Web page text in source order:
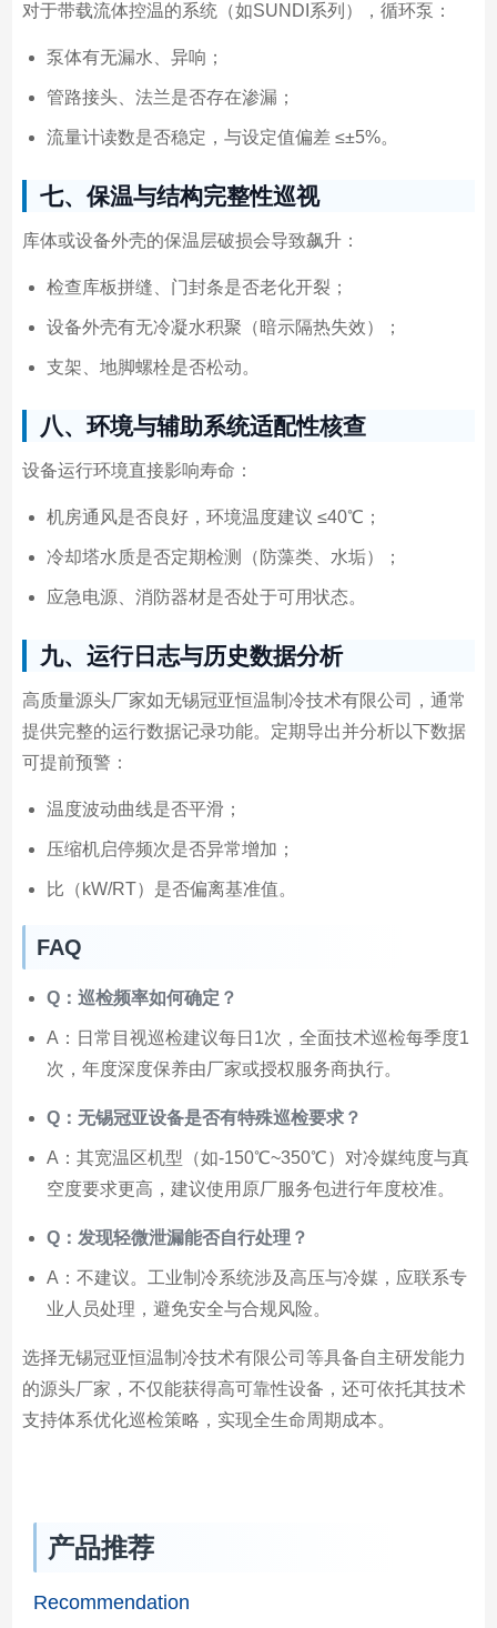
对于带载流体控温的系统（如SUNDI系列），循环泵：
泵体有无漏水、异响；
管路接头、法兰是否存在渗漏；
流量计读数是否稳定，与设定值偏差 ≤±5%。
七、保温与结构完整性巡视
库体或设备外壳的保温层破损会导致飙升：
检查库板拼缝、门封条是否老化开裂；
设备外壳有无冷凝水积聚（暗示隔热失效）；
支架、地脚螺栓是否松动。
八、环境与辅助系统适配性核查
设备运行环境直接影响寿命：
机房通风是否良好，环境温度建议 ≤40℃；
冷却塔水质是否定期检测（防藻类、水垢）；
应急电源、消防器材是否处于可用状态。
九、运行日志与历史数据分析
高质量源头厂家如无锡冠亚恒温制冷技术有限公司，通常
提供完整的运行数据记录功能。定期导出并分析以下数据
可提前预警：
温度波动曲线是否平滑；
压缩机启停频次是否异常增加；
比（kW/RT）是否偏离基准值。
FAQ
Q：巡检频率如何确定？
A：日常目视巡检建议每日1次，全面技术巡检每季度1
次，年度深度保养由厂家或授权服务商执行。
Q：无锡冠亚设备是否有特殊巡检要求？
A：其宽温区机型（如-150℃~350℃）对冷媒纯度与真
空度要求更高，建议使用原厂服务包进行年度校准。
Q：发现轻微泄漏能否自行处理？
A：不建议。工业制冷系统涉及高压与冷媒，应联系专
业人员处理，避免安全与合规风险。
选择无锡冠亚恒温制冷技术有限公司等具备自主研发能力
的源头厂家，不仅能获得高可靠性设备，还可依托其技术
支持体系优化巡检策略，实现全生命周期成本。
产品推荐
Recommendation